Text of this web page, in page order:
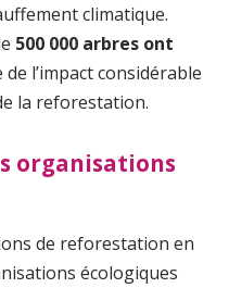
climatique.
500 000 arbres ont
l’impact considérable
la reforestation.
organisations
de reforestation en
écologiques